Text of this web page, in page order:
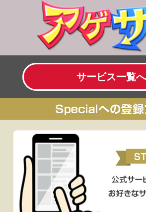
サービス一覧へ